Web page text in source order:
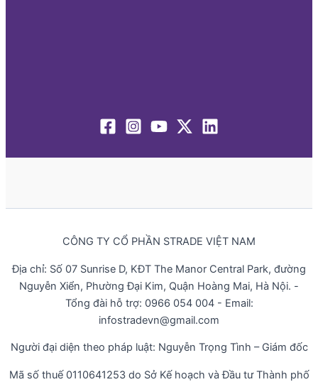
CÔNG TY CỔ PHẦN STRADE VIỆT NAM
Địa chỉ: Số 07 Sunrise D, KĐT The Manor Central Park, đường
Nguyễn Xiển, Phường Đại Kim, Quận Hoàng Mai, Hà Nội. -
Tổng đài hỗ trợ: 0966 054 004 - Email:
infostradevn@gmail.com
Người đại diện theo pháp luật: Nguyễn Trọng Tình – Giám đốc
Mã số thuế 0110641253 do Sở Kế hoạch và Đầu tư Thành phố